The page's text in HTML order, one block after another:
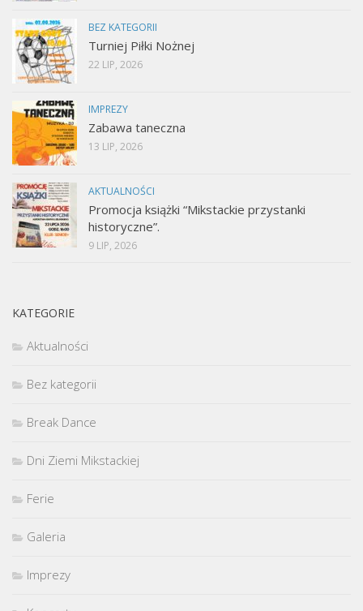
BEZ KATEGORII
Turniej Piłki Nożnej
22 LIP, 2026
IMPREZY
Zabawa taneczna
13 LIP, 2026
AKTUALNOŚCI
Promocja książki “Mikstackie przystanki
historyczne”.
9 LIP, 2026
KATEGORIE
Aktualności
Bez kategorii
Break Dance
Dni Ziemi Mikstackiej
Ferie
Galeria
Imprezy